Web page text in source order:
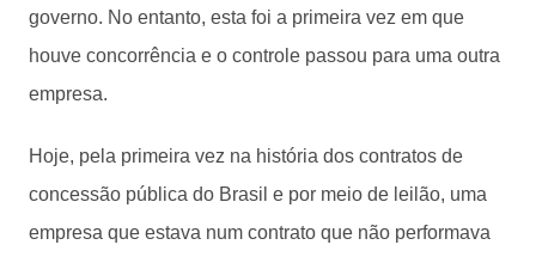
governo. No entanto, esta foi a primeira vez em que
houve concorrência e o controle passou para uma outra
empresa.
Hoje, pela primeira vez na história dos contratos de
concessão pública do Brasil e por meio de leilão, uma
empresa que estava num contrato que não performava